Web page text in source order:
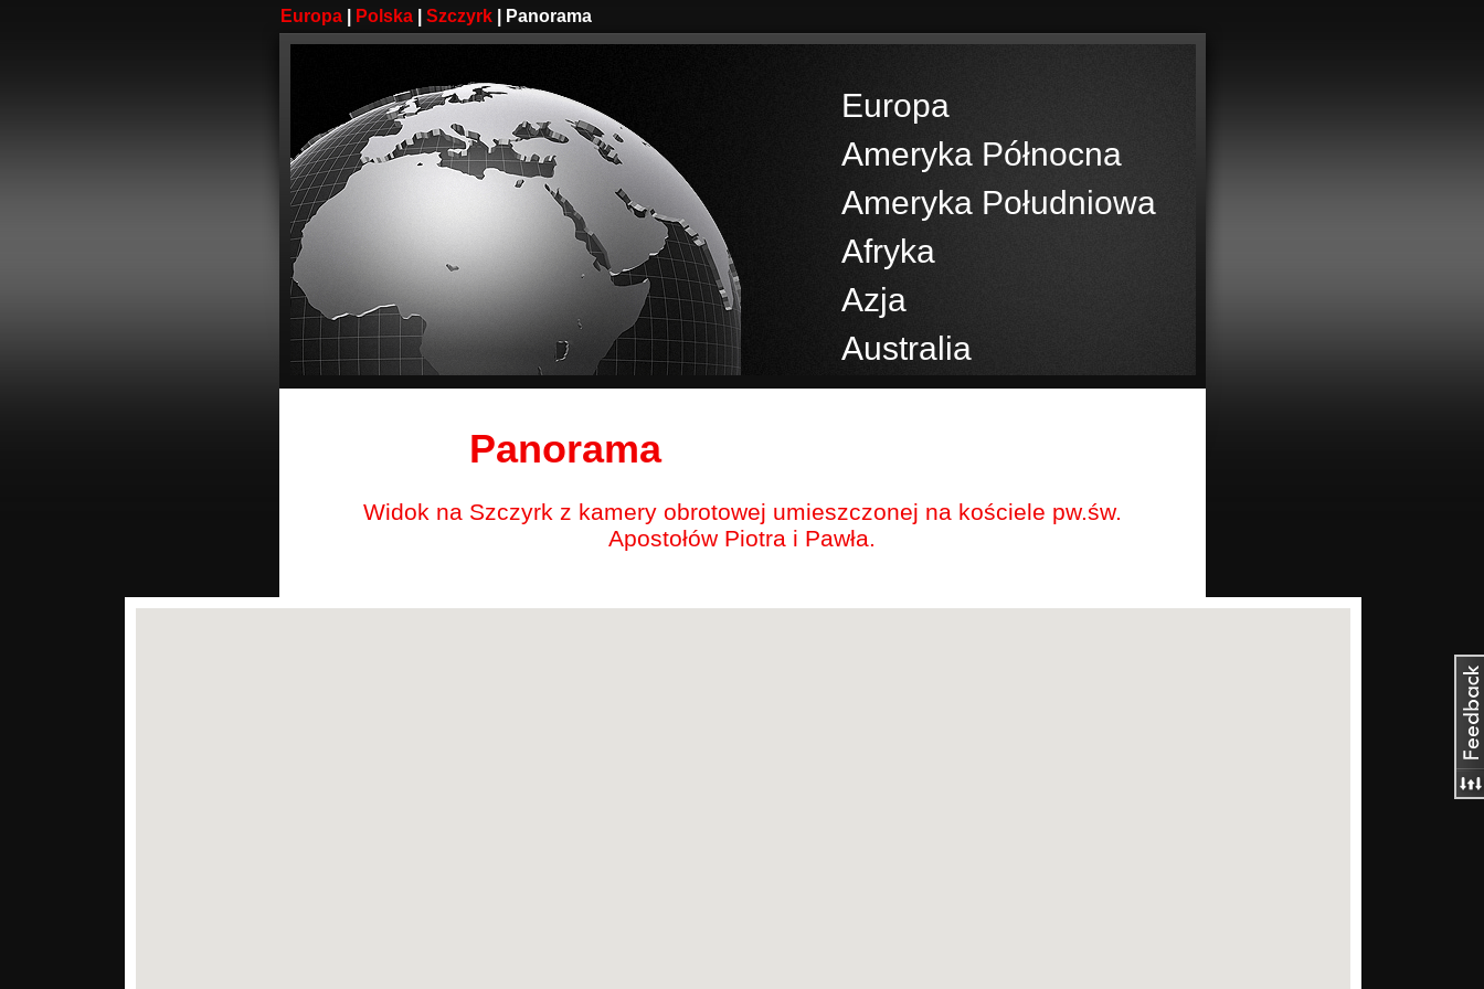
Europa| Polska| Szczyrk| Panorama
Europa
Ameryka Północna
Ameryka Południowa
Afryka
Azja
Australia
Panorama
Widok na Szczyrk z kamery obrotowej umieszczonej na kościele pw.św.
Apostołów Piotra i Pawła.